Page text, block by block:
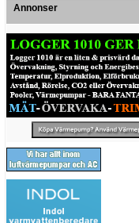
Annonser